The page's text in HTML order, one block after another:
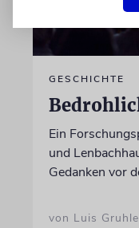
GESCHICHTE
Ein
und
Gedanken vor
von Luis